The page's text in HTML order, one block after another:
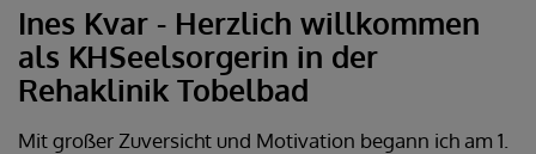
Ines Kvar - Herzlich willkommen
als KHSeelsorgerin in der
Rehaklinik Tobelbad
Mit großer Zuversicht und Motivation begann ich am 1.